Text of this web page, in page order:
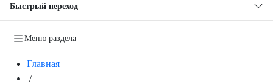
Быстрый переход
Меню раздела
Главная
/